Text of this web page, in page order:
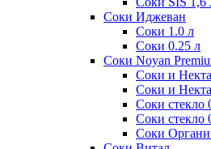
Соки Иджеван
Соки 1.0 л
Соки 0.25 л
Соки Noyan
Соки и
Соки и
Соки стекло
Соки стекло
Соки